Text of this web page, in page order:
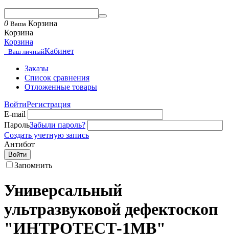
0 Ваша Корзина
Корзина
Корзина
Ваш личныйКабинет
Заказы
Список сравнения
Отложенные товары
ВойтиРегистрация
E-mail
ПарольЗабыли пароль?
Создать учетную запись
Антибот
Войти
Запомнить
Универсальный
ультразвуковой дефектоскоп
"ИНТРОТЕСТ-1МВ"